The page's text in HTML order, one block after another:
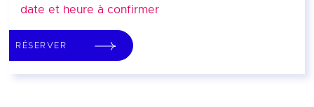
date et heure à confirmer
RÉSERVER